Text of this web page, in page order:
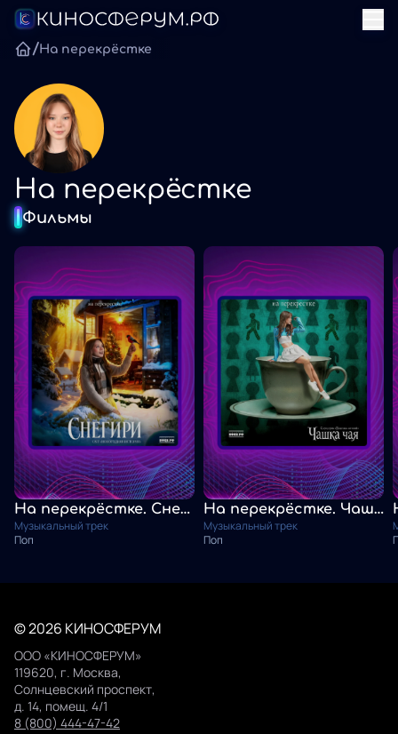
/На перекрёстке
На перекрёстке
Фильмы
На перекрёстке. Снегири
Музыкальный трек
Поп
На перекрёстке. Чашка чая
Музыкальный трек
Поп
© 2026 КИНОСФЕРУМ
ООО «КИНОСФЕРУМ»
119620, г. Москва,
Солнцевский проспект,
д. 14, помещ. 4/1
8 (800) 444-47-42